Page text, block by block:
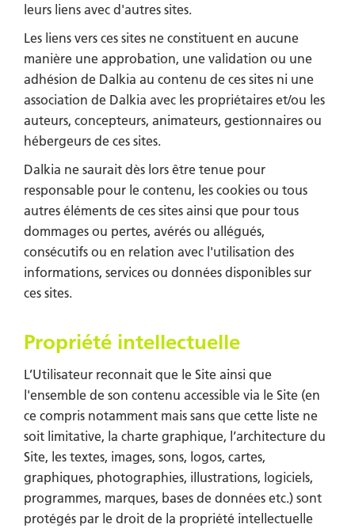
leurs liens avec d'autres sites.
Les liens vers ces sites ne constituent en aucune
manière une approbation, une validation ou une
adhésion de Dalkia au contenu de ces sites ni une
association de Dalkia avec les propriétaires et/ou les
auteurs, concepteurs, animateurs, gestionnaires ou
hébergeurs de ces sites.
Dalkia ne saurait dès lors être tenue pour
responsable pour le contenu, les cookies ou tous
autres éléments de ces sites ainsi que pour tous
dommages ou pertes, avérés ou allégués,
consécutifs ou en relation avec l'utilisation des
informations, services ou données disponibles sur
ces sites.
Propriété intellectuelle
L’Utilisateur reconnait que le Site ainsi que
l'ensemble de son contenu accessible via le Site (en
ce compris notamment mais sans que cette liste ne
soit limitative, la charte graphique, l’architecture du
Site, les textes, images, sons, logos, cartes,
graphiques, photographies, illustrations, logiciels,
programmes, marques, bases de données etc.) sont
protégés par le droit de la propriété intellectuelle